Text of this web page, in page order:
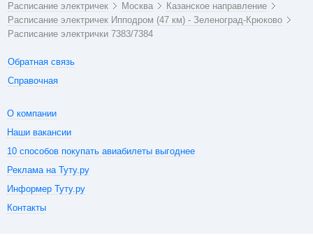
Расписание электричек Москва
Казанское направление
Расписание электричек Ипподром (47 км) - Зеленоград-Крюково
Расписание электрички 7383/7384
Обратная связь
Справочная
О компании
Наши вакансии
10 способов покупать авиабилеты выгоднее
Реклама на Туту.ру
Информер Туту.ру
Контакты